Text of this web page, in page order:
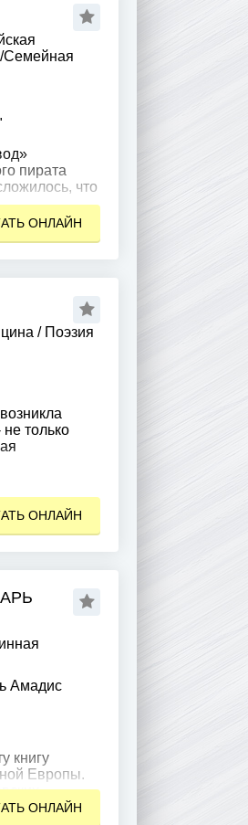
пирата
что
ОНЛАЙН
/ Поэзия
только
ОНЛАЙН
Амадис
книгу
Европы.
ОНЛАЙН